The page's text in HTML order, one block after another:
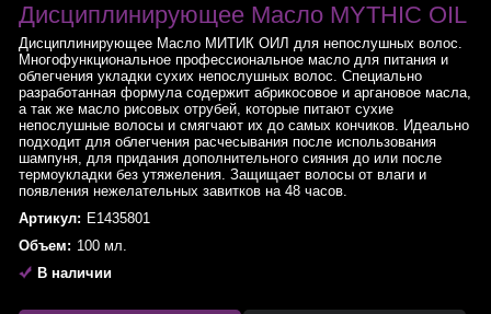
Дисциплинирующее Масло MYTHIC OIL
Дисциплинирующее Масло МИТИК ОИЛ для непослушных волос.
Многофункциональное профессиональное масло для питания и
облегчения укладки сухих непослушных волос. Специально
разработанная формула содержит абрикосовое и аргановое масла,
а так же масло рисовых отрубей, которые питают сухие
непослушные волосы и смягчают их до самых кончиков. Идеально
подходит для облегчения расчесывания после использования
шампуня, для придания дополнительного сияния до или после
термоукладки без утяжеления. Защищает волосы от влаги и
появления нежелательных завитков на 48 часов.
Артикул: E1435801
Объем: 100 мл.
В наличии